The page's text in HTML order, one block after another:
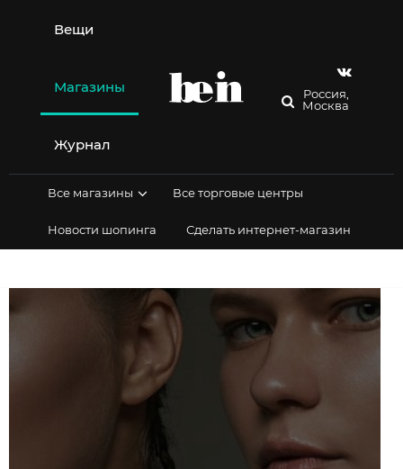
содержимому
Вещи
Магазины
Журнал
Россия,
Москва
Все магазины Все торговые центры
Новости шопинга Сделать интернет-магазин